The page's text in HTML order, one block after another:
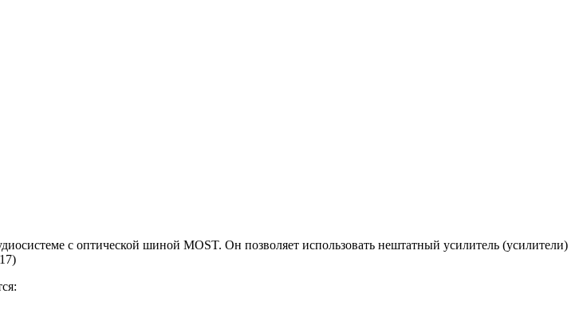
с оптической шиной MOST. Он позволяет использовать нештатный усилитель (усилители)